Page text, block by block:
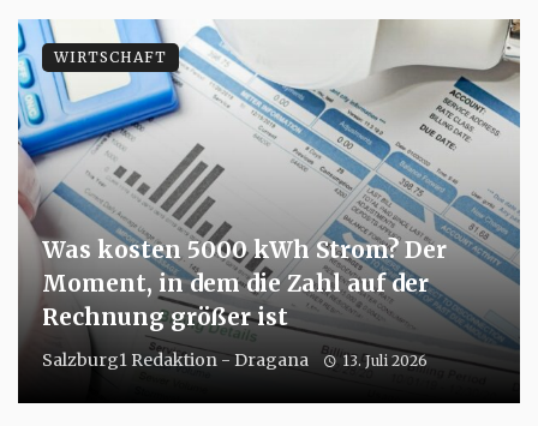
Was kosten 5000 kWh Strom? Der
Moment, in dem die Zahl auf der
Rechnung größer ist
Salzburg1 Redaktion - Dragana 13. Juli 2026
WIRTSCHAFT